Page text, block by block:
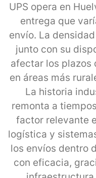
UPS opera en
entrega que
envío. La
junto con su
afectar los plazos
en áreas más
La historia
remonta a
factor relevante
logística y
los envíos dentro
con eficacia,